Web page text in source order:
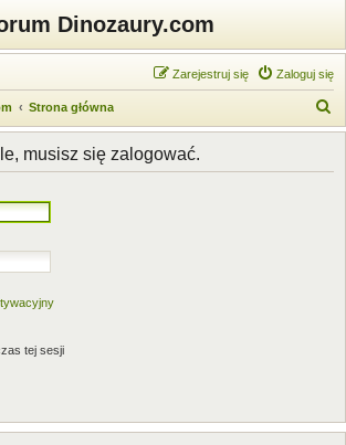
Dinozaury.com
Zaloguj się
Zarejestruj się
Strona główna
z
musisz się zalogować.
tej sesji